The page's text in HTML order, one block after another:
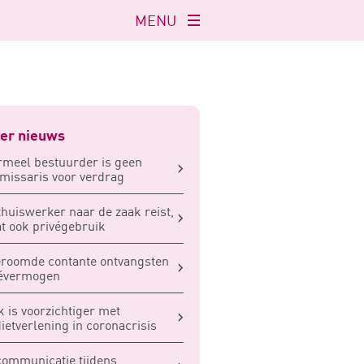
Navigatie
openen
MENU
nieuws
bestuurder is geen
voor verdrag
naar de zaak reist,
ook privégebruik
contante ontvangsten
is voorzichtiger met
in coronacrisis
tijdens